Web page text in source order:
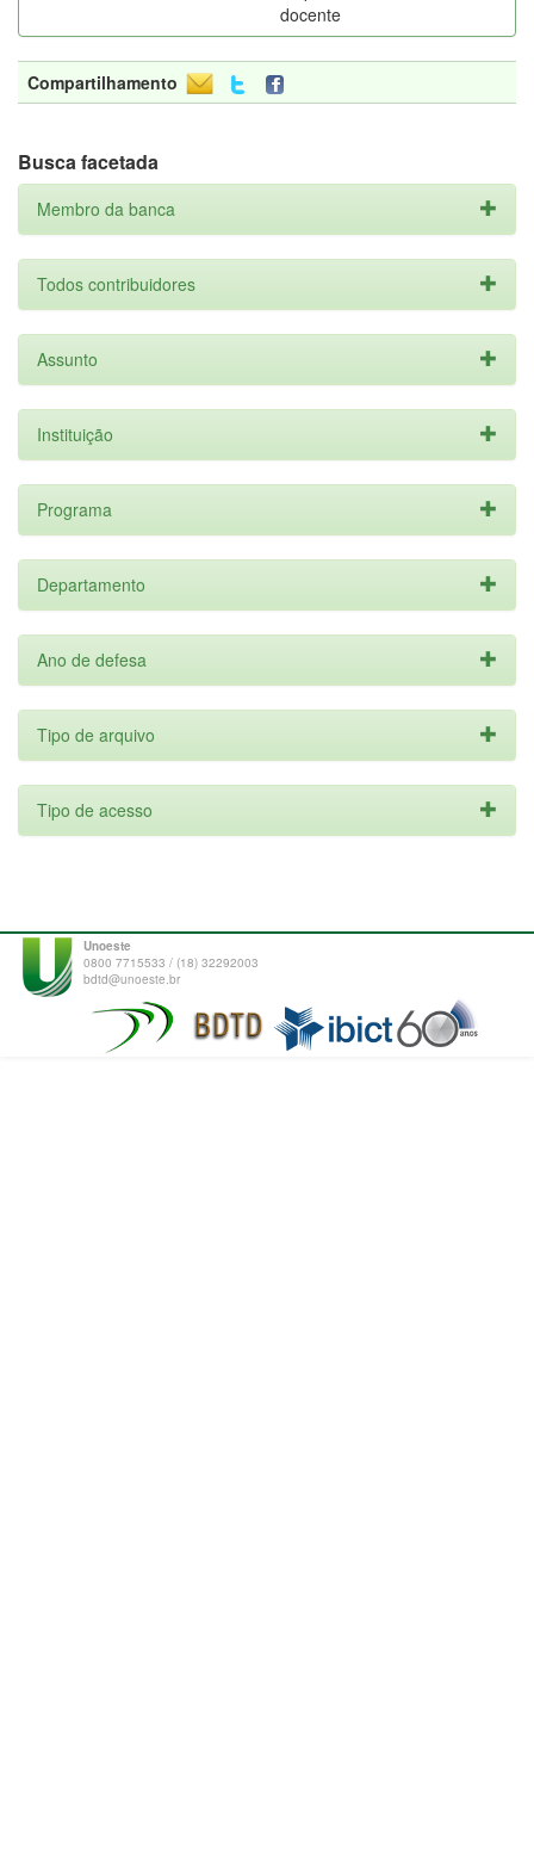
docente
Compartilhamento
Busca facetada
Membro da banca
Todos contribuidores
Assunto
Instituição
Programa
Departamento
Ano de defesa
Tipo de arquivo
Tipo de acesso
Unoeste
0800 7715533 / (18) 32292003
bdtd@unoeste.br